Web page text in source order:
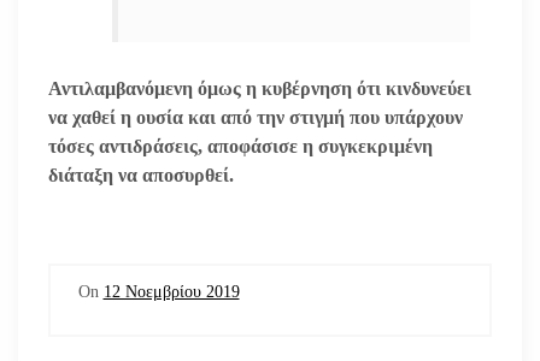
Αντιλαμβανόμενη όμως η κυβέρνηση ότι κινδυνεύει
να χαθεί η ουσία και από την στιγμή που υπάρχουν
τόσες αντιδράσεις, αποφάσισε η συγκεκριμένη
διάταξη να αποσυρθεί.
On 12 Νοεμβρίου 2019